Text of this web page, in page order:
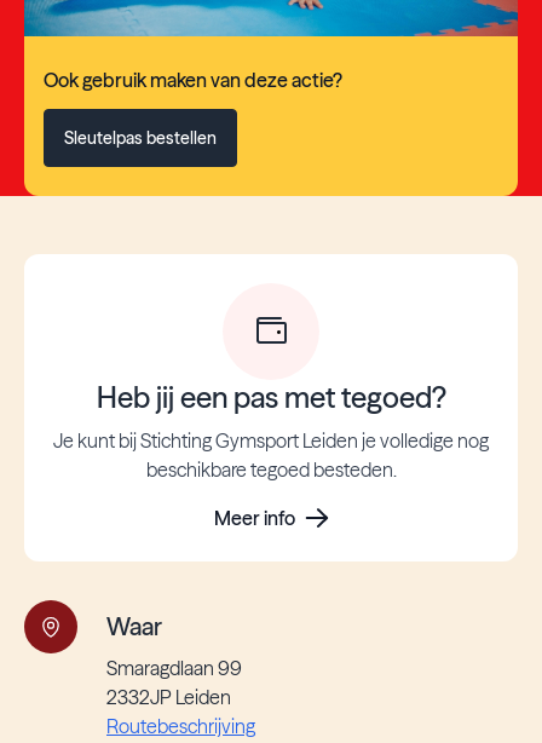
Ook gebruik maken van deze actie?
Sleutelpas bestellen
Heb jij een pas met tegoed?
Je kunt bij Stichting Gymsport Leiden je volledige nog
beschikbare tegoed besteden.
Meer info
Waar
Smaragdlaan 99
2332JP Leiden
Routebeschrijving